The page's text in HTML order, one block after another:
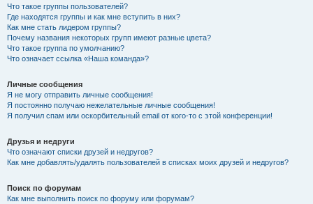
Что такое группы пользователей?
Где находятся группы и как мне вступить в них?
Как мне стать лидером группы?
Почему названия некоторых групп имеют разные цвета?
Что такое группа по умолчанию?
Что означает ссылка «Наша команда»?
Личные сообщения
Я не могу отправить личные сообщения!
Я постоянно получаю нежелательные личные сообщения!
Я получил спам или оскорбительный email от кого-то с этой конференции!
Друзья и недруги
Что означают списки друзей и недругов?
Как мне добавлять/удалять пользователей в списках моих друзей и недругов?
Поиск по форумам
Как мне выполнить поиск по форуму или форумам?